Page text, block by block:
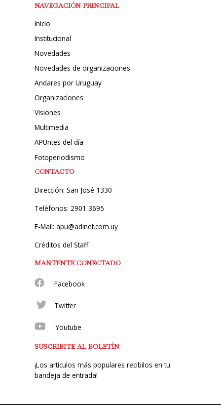
NAVEGACIÓN PRINCIPAL
Inicio
Institucional
Novedades
Novedades de organizaciones
Andares por Uruguay
Organizaciones
Visiones
Multimedia
APUntes del día
Fotoperiodismo
CONTACTO
Dirección: San José 1330
Teléfonos: 2901 3695
E-Mail: apu@adinet.com.uy
Créditos del Staff
MANTENTE CONECTADO
Facebook
Twitter
Youtube
SUSCRIBITE AL BOLETÍN
¡Los artículos más populares recibilos en tu
bandeja de entrada!